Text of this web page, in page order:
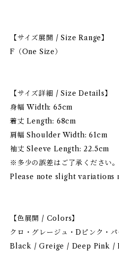
【サイズ展開 / Size Range】
F（One Size）
【サイズ詳細 / Size Details】
身幅 Width: 65cm
着丈 Length: 68cm
肩幅 Shoulder Width: 61cm
袖丈 Sleeve Length: 22.5cm
※多少の誤差はご了承ください。
Please note slight variations
【色展開 / Colors】
クロ・グレージュ・Dピンク・パ
Black / Greige / Deep Pink /